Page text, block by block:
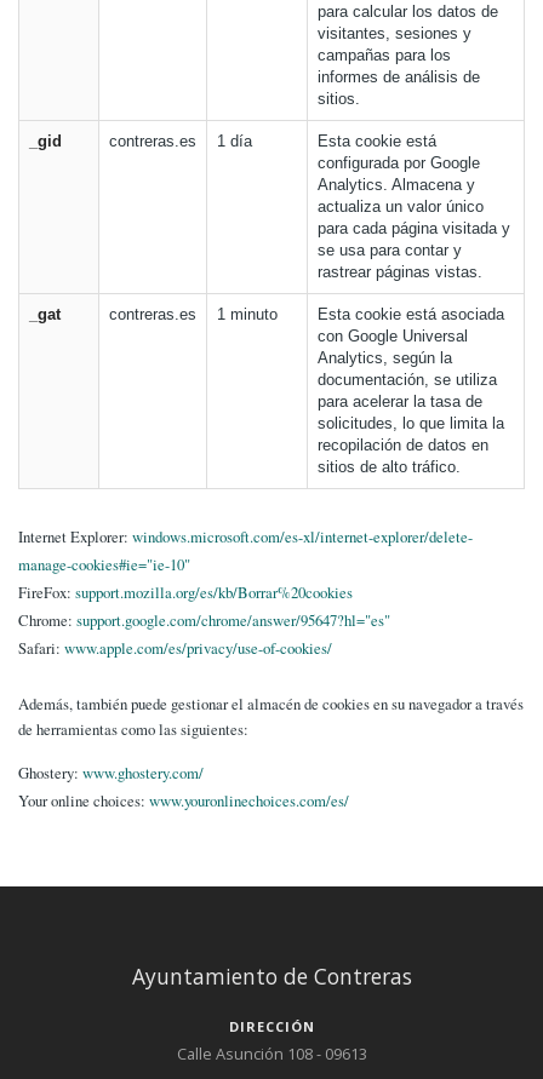
para calcular los datos de
visitantes, sesiones y
campañas para los
informes de análisis de
sitios.
_gid contreras.es 1 día
Esta cookie está
configurada por Google
Analytics. Almacena y
actualiza un valor único
para cada página visitada y
se usa para contar y
rastrear páginas vistas.
_gat contreras.es 1 minuto
Esta cookie está asociada
con Google Universal
Analytics, según la
documentación, se utiliza
para acelerar la tasa de
solicitudes, lo que limita la
recopilación de datos en
sitios de alto tráfico.
Internet Explorer: windows.microsoft.com/es-xl/internet-explorer/delete-
manage-cookies#ie="ie-10"
FireFox: support.mozilla.org/es/kb/Borrar%20cookies
Chrome: support.google.com/chrome/answer/95647?hl="es"
Safari: www.apple.com/es/privacy/use-of-cookies/
Además, también puede gestionar el almacén de cookies en su navegador a través
de herramientas como las siguientes:
Ghostery: www.ghostery.com/
Your online choices: www.youronlinechoices.com/es/
Ayuntamiento de Contreras
DIRECCIÓN
Calle Asunción 108 - 09613